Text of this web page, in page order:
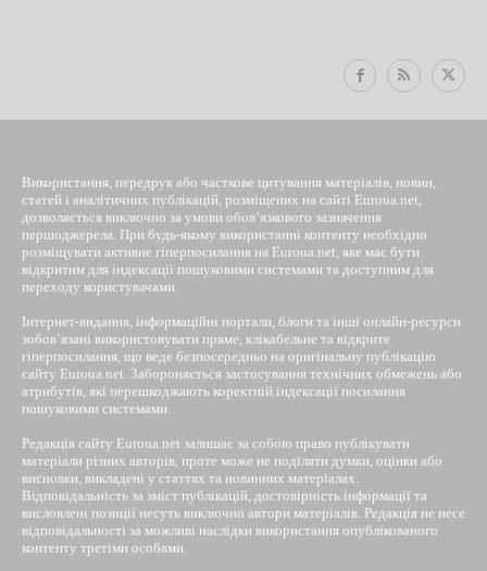
Використання, передрук або часткове цитування матеріалів, новин,
статей і аналітичних публікацій, розміщених на сайті Euroua.net,
дозволяється виключно за умови обов’язкового зазначення
першоджерела. При будь-якому використанні контенту необхідно
розміщувати активне гіперпосилання на Euroua.net, яке має бути
відкритим для індексації пошуковими системами та доступним для
переходу користувачами.
Інтернет-видання, інформаційні портали, блоги та інші онлайн-ресурси
зобов’язані використовувати пряме, клікабельне та відкрите
гіперпосилання, що веде безпосередньо на оригінальну публікацію
сайту Euroua.net. Забороняється застосування технічних обмежень або
атрибутів, які перешкоджають коректній індексації посилання
пошуковими системами.
Редакція сайту Euroua.net залишає за собою право публікувати
матеріали різних авторів, проте може не поділяти думки, оцінки або
висновки, викладені у статтях та новинних матеріалах.
Відповідальність за зміст публікацій, достовірність інформації та
висловлені позиції несуть виключно автори матеріалів. Редакція не несе
відповідальності за можливі наслідки використання опублікованого
контенту третіми особами.